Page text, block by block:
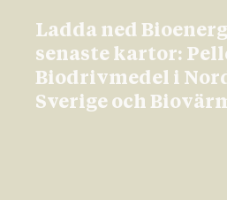
Ladda ned
senaste kartor:
Biodrivmedel i
Sverige och